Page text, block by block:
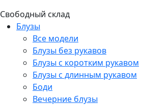
Свободный склад
Блузы
Все модели
Блузы без рукавов
Блузы с коротким рукавом
Блузы с длинным рукавом
Боди
Вечерние блузы